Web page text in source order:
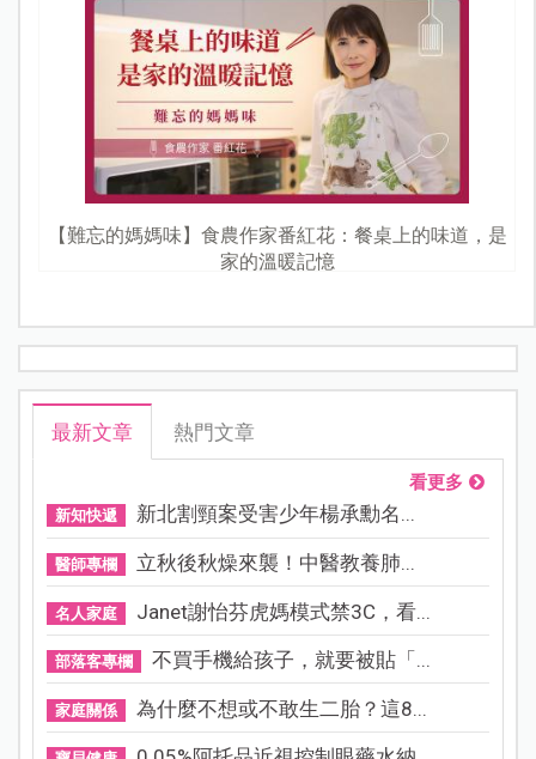
【難忘的媽媽味】食農作家番紅花：餐桌上的味道，是
家的溫暖記憶
最新文章 熱門文章
看更多
新知快遞 新北割頸案受害少年楊承勳名...
醫師專欄 立秋後秋燥來襲！中醫教養肺...
名人家庭 Janet謝怡芬虎媽模式禁3C，看...
部落客專欄 不買手機給孩子，就要被貼「...
家庭關係 為什麼不想或不敢生二胎？這8...